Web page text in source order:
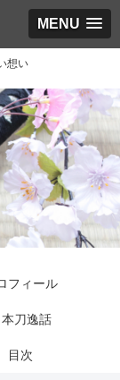
MENU
想い
フィール
本刀逸話
目次